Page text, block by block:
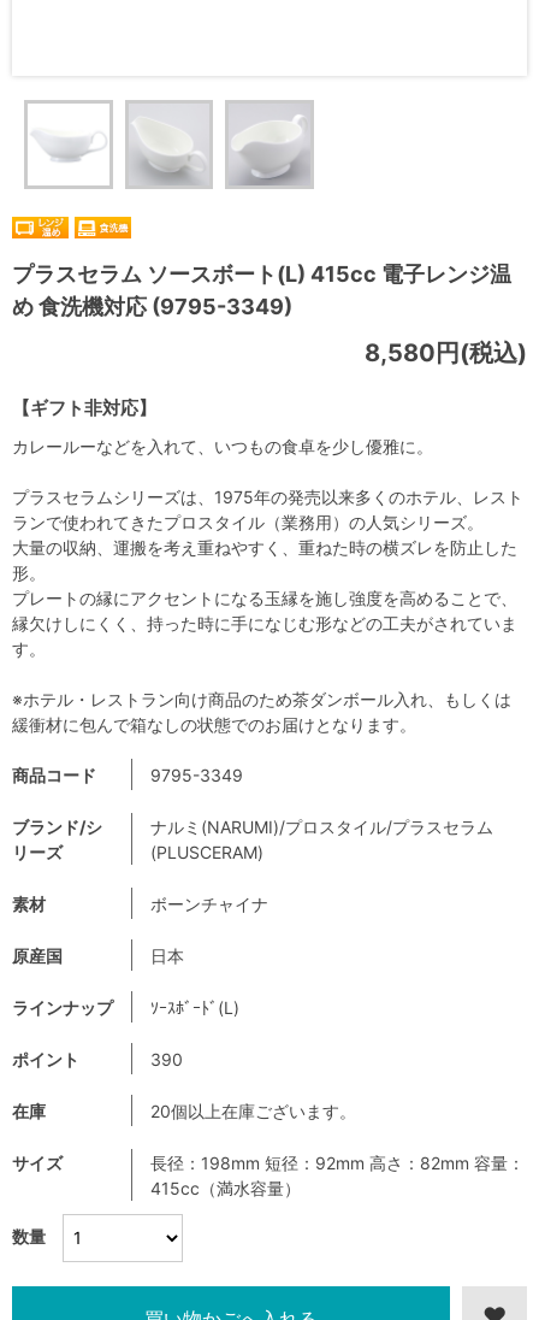
プラスセラム ソースボート(L) 415cc 電子レンジ温
め 食洗機対応 (9795-3349)
【ギフト非対応】
8,580円(税込)
数量
商品コード 9795-3349
ブランド/シ
リーズ
ナルミ(NARUMI)/プロスタイル/プラスセラム
(PLUSCERAM)
素材 ボーンチャイナ
原産国 日本
ラインナップ ｿｰｽﾎﾞｰﾄﾞ(L)
ポイント 390
在庫 20個以上在庫ございます。
サイズ
長径：198mm 短径：92mm 高さ：82mm 容量：
415cc（満水容量）
カレールーなどを入れて、いつもの食卓を少し優雅に。
プラスセラムシリーズは、1975年の発売以来多くのホテル、レスト
ランで使われてきたプロスタイル（業務用）の人気シリーズ。
大量の収納、運搬を考え重ねやすく、重ねた時の横ズレを防止した
形。
プレートの縁にアクセントになる玉縁を施し強度を高めることで、
縁欠けしにくく、持った時に手になじむ形などの工夫がされていま
す。
※ホテル・レストラン向け商品のため茶ダンボール入れ、もしくは
緩衝材に包んで箱なしの状態でのお届けとなります。